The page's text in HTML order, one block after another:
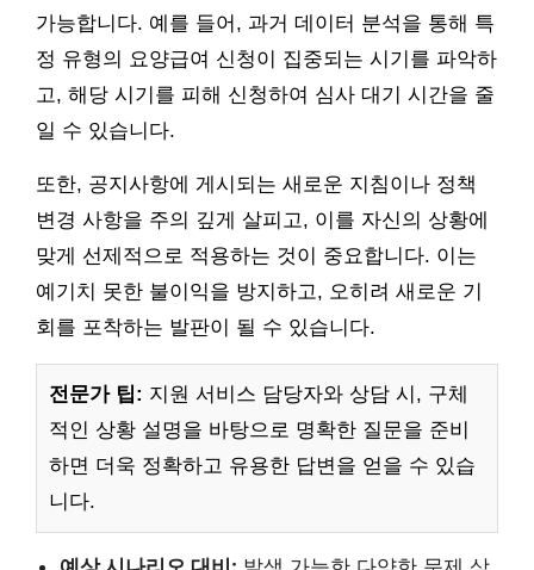
가능합니다. 예를 들어, 과거 데이터 분석을 통해 특
정 유형의 요양급여 신청이 집중되는 시기를 파악하
고, 해당 시기를 피해 신청하여 심사 대기 시간을 줄
일 수 있습니다.
또한, 공지사항에 게시되는 새로운 지침이나 정책
변경 사항을 주의 깊게 살피고, 이를 자신의 상황에
맞게 선제적으로 적용하는 것이 중요합니다. 이는
예기치 못한 불이익을 방지하고, 오히려 새로운 기
회를 포착하는 발판이 될 수 있습니다.
전문가 팁: 지원 서비스 담당자와 상담 시, 구체
적인 상황 설명을 바탕으로 명확한 질문을 준비
하면 더욱 정확하고 유용한 답변을 얻을 수 있습
니다.